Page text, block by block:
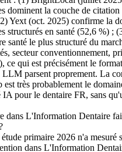
dominent la couche de citation
Yext (oct. 2025) confirme la
structurés en santé (52,6 %) ;
santé le plus structuré du
secteur conventionnement,
ce qui est précisément le
LLM parsent proprement. La
est très probablement le
IA pour le dentaire FR, sans
dans L'Information Dentaire
primaire 2026 n'a mesuré
dans L'Information